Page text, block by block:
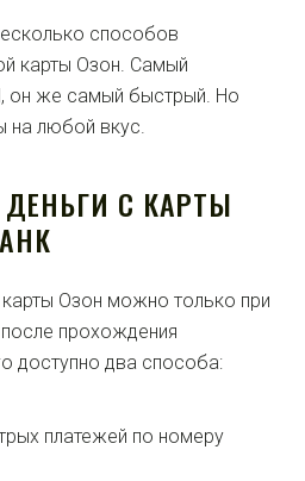
способов
карты Озон. Самый
он же самый быстрый. Но
на любой вкус.
ДЕНЬГИ С КАРТЫ
Озон можно только при
прохождения
доступно два способа:
платежей по номеру